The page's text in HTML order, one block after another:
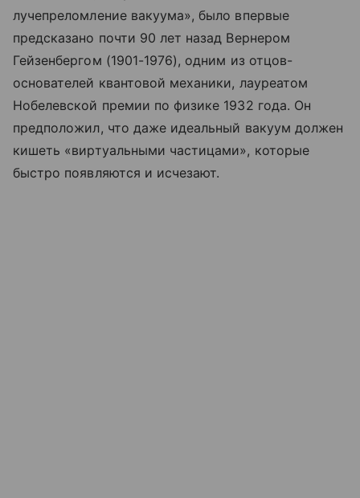
лучепреломление вакуума», было впервые
предсказано почти 90 лет назад Вернером
Гейзенбергом (1901-1976), одним из отцов-
основателей квантовой механики, лауреатом
Нобелевской премии по физике 1932 года. Он
предположил, что даже идеальный вакуум должен
кишеть «виртуальными частицами», которые
быстро появляются и исчезают.